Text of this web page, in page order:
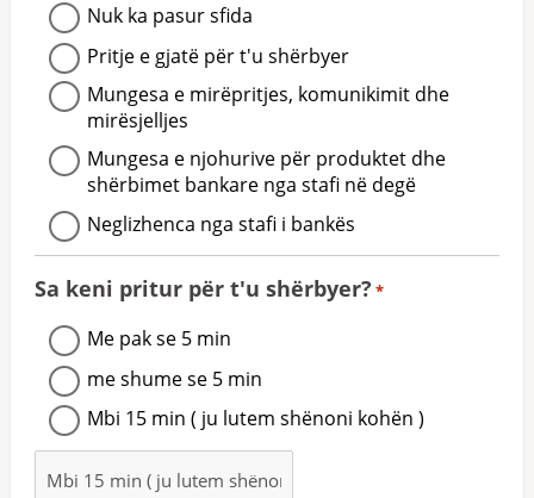
Nuk ka pasur sfida
Pritje e gjatë për t'u shërbyer
Mungesa e mirëpritjes, komunikimit dhe
mirësjelljes
Mungesa e njohurive për produktet dhe
shërbimet bankare nga stafi në degë
Neglizhenca nga stafi i bankës
Sa keni pritur për t'u shërbyer? *
Me pak se 5 min
me shume se 5 min
Mbi 15 min ( ju lutem shënoni kohën )